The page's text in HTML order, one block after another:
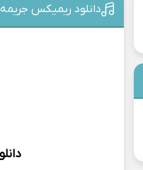
دانلود ریمیکس